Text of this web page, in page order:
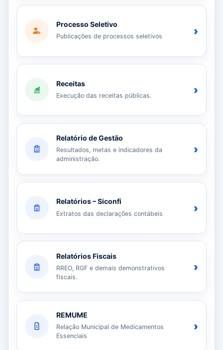
Processo Seletivo
Publicações de processos seletivos ›
Receitas
Execução das receitas públicas. ›
Relatório de Gestão
Resultados, metas e indicadores da
administração.
›
Relatórios – Siconfi
Extratos das declarações contábeis ›
Relatórios Fiscais
RREO, RGF e demais demonstrativos
fiscais.
›
REMUME
Relação Municipal de Medicamentos
Essenciais
›